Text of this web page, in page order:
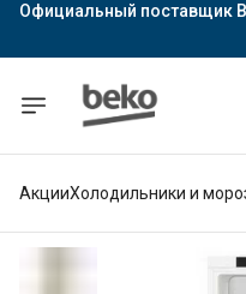
Официальный поставщик
АкцииХолодильники и